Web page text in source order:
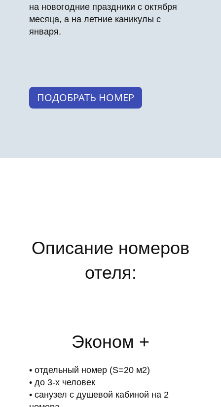
на новогодние праздники с октября
месяца, а на летние каникулы с
января.
ПОДОБРАТЬ НОМЕР
Описание номеров
отеля:
Эконом +
отдельный номер (S=20 м2)
до 3-х человек
санузел с душевой кабиной на 2